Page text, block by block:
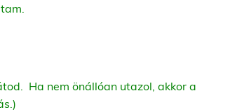
Ha nem önállóan utazol, akkor a